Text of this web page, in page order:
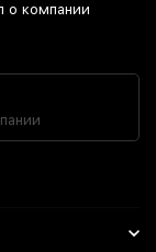
о компании